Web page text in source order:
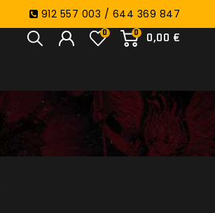
912 557 003 / 644 369 847
0
0,00 €
0